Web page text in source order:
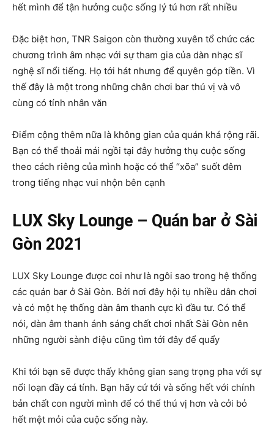
hết mình để tận hưởng cuộc sống lý tú hơn rất nhiều
Đặc biệt hơn, TNR Saigon còn thường xuyên tổ chức các
chương trình âm nhạc với sự tham gia của dàn nhạc sĩ
nghệ sĩ nổi tiếng. Họ tới hát nhưng để quyên góp tiền. Vì
thế đây là một trong những chân chơi bar thú vị và vô
cùng có tính nhân văn
Điểm cộng thêm nữa là không gian của quán khá rộng rãi.
Bạn có thể thoải mái ngồi tại đây hưởng thụ cuộc sống
theo cách riêng của mình hoặc có thể “xõa” suốt đêm
trong tiếng nhạc vui nhộn bên cạnh
LUX Sky Lounge – Quán bar ở Sài
Gòn 2021
LUX Sky Lounge được coi như là ngôi sao trong hệ thống
các quán bar ở Sài Gòn. Bởi nơi đây hội tụ nhiều dân chơi
và có một hẹ thống dàn âm thanh cực kì đầu tư. Có thể
nói, dàn âm thanh ánh sáng chất chơi nhất Sài Gòn nên
những người sành điệu cũng tìm tới đây để quẩy
Khi tới bạn sẽ được thấy không gian sang trọng pha với sự
nổi loạn đầy cá tính. Bạn hãy cứ tới và sống hết với chính
bản chất con người mình để có thể thú vị hơn và cởi bỏ
hết mệt mỏi của cuộc sống này.